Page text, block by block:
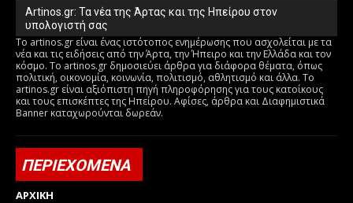
Artinos.gr: Τα νέα της Άρτας και της Ηπείρου στον
υπολογιστή σας
Το artinos.gr είναι ένας ιστότοπος ενημέρωσης που ασχολείται με τα
νέα και τις ειδήσεις από την Άρτα, την Ήπειρο και την Ελλάδα και τον
κόσμο. Το artinos.gr δημοσιεύει άρθρα για διάφορα θέματα, όπως
πολιτική, οικονομία, κοινωνία, πολιτισμό, αθλητισμό και άλλα. Το
artinos.gr είναι αξιόπιστη πηγή πληροφόρησης για τους κατοίκους
και τους επισκέπτες της Ηπείρου. Αφίσες, άρθρα και Διαφημιστικά
Banner καταχωρούνται δωρεάν.
ΠΕΡΙΕΧΟΜΕΝΑ
ΑΡΧΙΚΗ